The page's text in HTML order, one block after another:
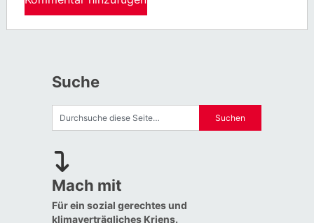
Suche
Mach mit
Für ein sozial gerechtes und
klimaverträgliches Kriens.